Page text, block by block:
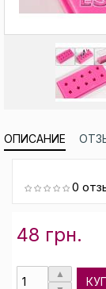
ОПИСАНИЕ
0
48 грн.